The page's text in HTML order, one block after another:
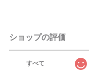
ショップの評価
すべて